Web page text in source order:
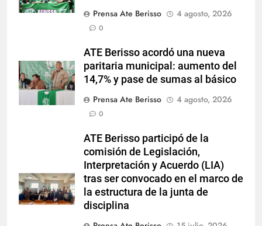
Prensa Ate Berisso
4 agosto, 2026
0
ATE Berisso acordó una nueva
paritaria municipal: aumento del
14,7% y pase de sumas al básico
Prensa Ate Berisso
4 agosto, 2026
0
ATE Berisso participó de la
comisión de Legislación,
Interpretación y Acuerdo (LIA)
tras ser convocado en el marco de
la estructura de la junta de
disciplina